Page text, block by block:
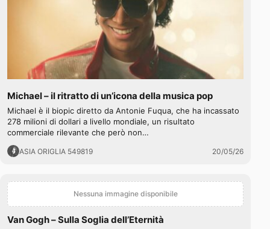
Michael – il ritratto di un’icona della musica pop
Michael è il biopic diretto da Antonie Fuqua, che ha incassato
278 milioni di dollari a livello mondiale, un risultato
commerciale rilevante che però non…
ASIA ORIGLIA 549819 20/05/26
Nessuna immagine disponibile
Van Gogh – Sulla Soglia dell’Eternità